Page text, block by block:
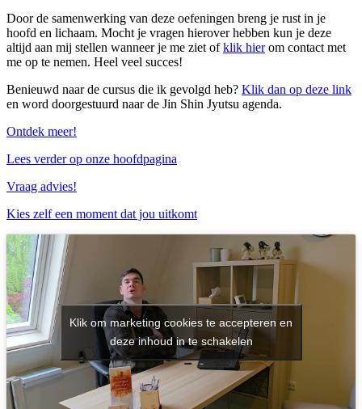
Door de samenwerking van deze oefeningen breng je rust in je
hoofd en lichaam. Mocht je vragen hierover hebben kun je deze
altijd aan mij stellen wanneer je me ziet ofklik hierom contact met
me op te nemen. Heel veel succes!
Benieuwd naar de cursus die ik gevolgd heb? Klik dan op deze link
en word doorgestuurd naar de Jin Shin Jyutsu agenda.
Ontdek meer!
Lees verder op onze hoofdpagina
Vraag advies!
Kies zelf een moment dat jou uitkomt
Klik om marketing cookies te accepteren en
deze inhoud in te schakelen